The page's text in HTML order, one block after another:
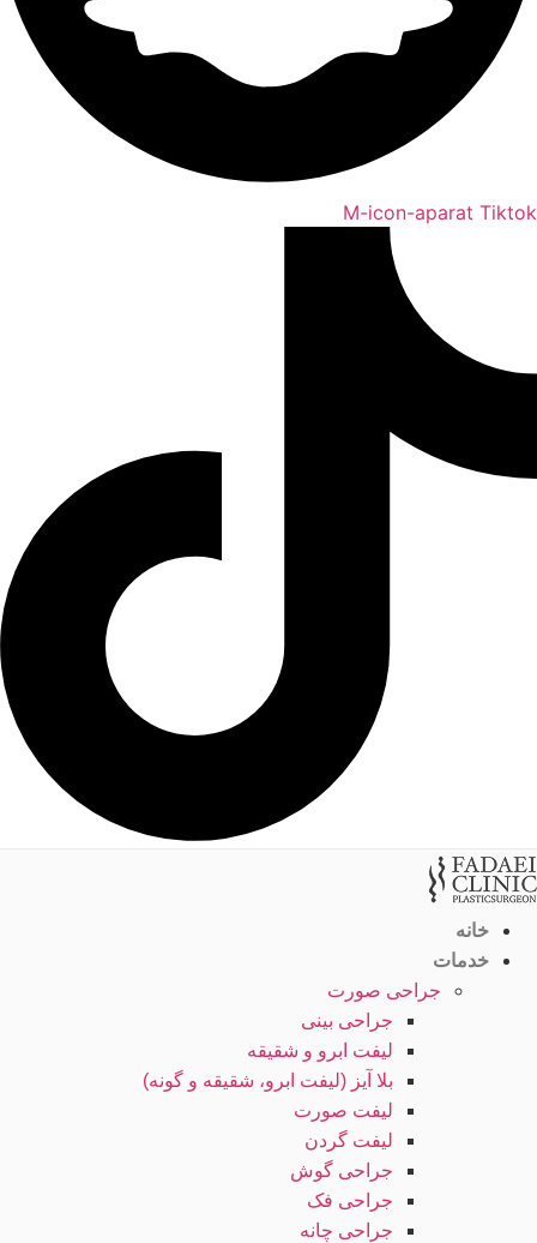
M-icon-aparat Tiktok
خانه
خدمات
جراحی صورت
جراحی بینی
لیفت ابرو و شقیقه
بلا آیز (لیفت ابرو، شقیقه و گونه)
لیفت صورت
لیفت گردن
جراحی گوش
جراحی فک
جراحی چانه